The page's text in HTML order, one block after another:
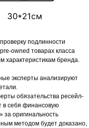
подлинности
owned товарах класса
характеристикам бренда.
эксперты анализируют
обязательства ресейл-
в себя финансовую
за оригинальность
методом будет доказано,